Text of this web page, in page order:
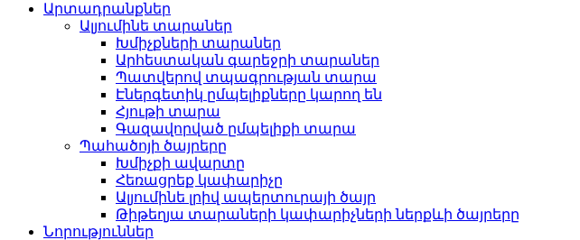
Արտադրանքներ
Ալյումինե տարաներ
Խմիչքների տարաներ
Արհեստական ​​գարեջրի տարաներ
Պատվերով տպագրության տարա
Էներգետիկ ըմպելիքները կարող են
Հյութի տարա
Գազավորված ըմպելիքի տարա
Պահածոյի ծայրերը
Խմիչքի ավարտը
Հեռացրեք կափարիչը
Ալյումինե լրիվ ապերտուրայի ծայր
Թիթեղյա տարաների կափարիչների ներքևի ծայրերը
Նորություններ